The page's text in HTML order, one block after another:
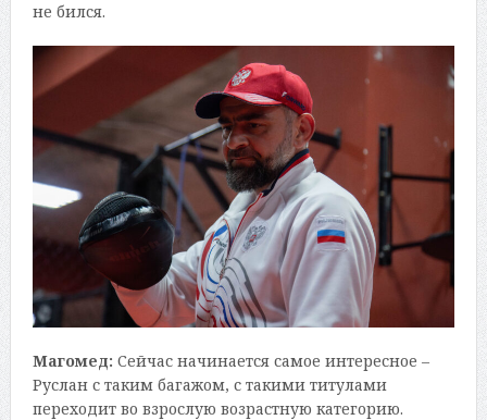
не бился.
Магомед: Сейчас начинается самое интересное –
Руслан с таким багажом, с такими титулами
переходит во взрослую возрастную категорию.